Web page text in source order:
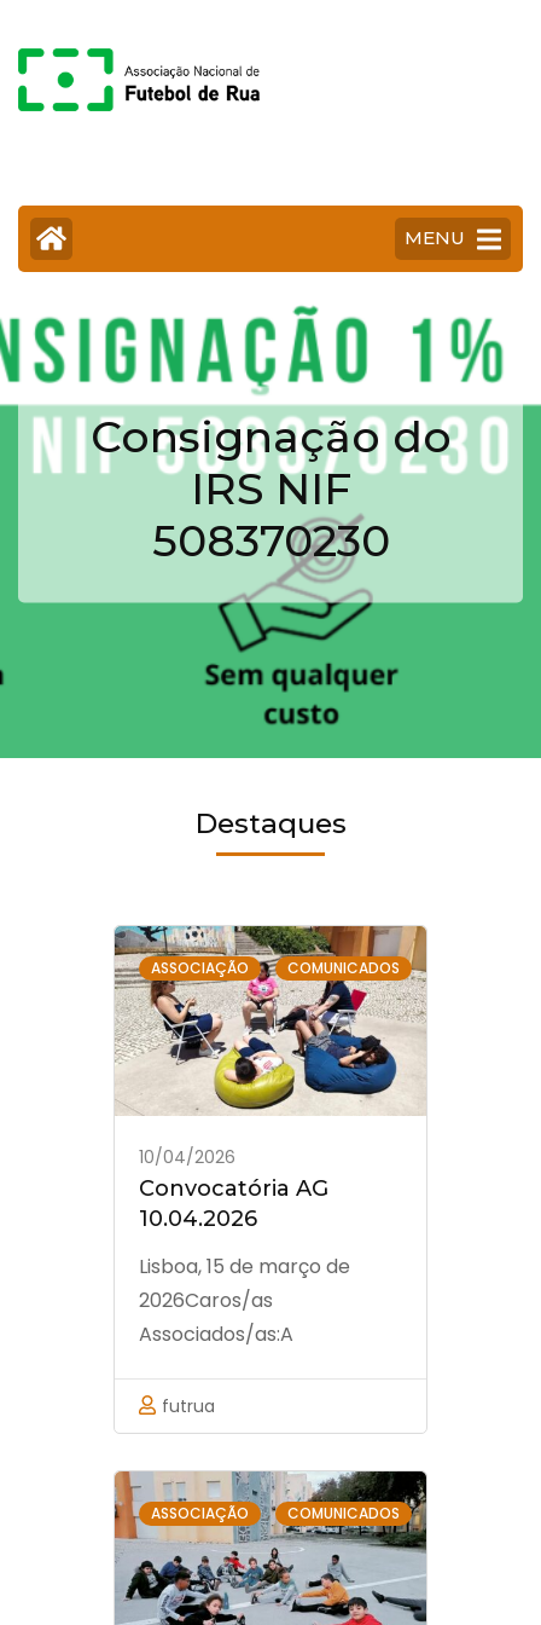
to
content
(Press
MENU
Consignação do
IRS NIF
508370230
Destaques
ASSOCIAÇÃO , COMUNICADOS
10/04/2026
Convocatória AG
10.04.2026
Lisboa, 15 de março de
2026Caros/as
Associados/as:A
Futebol de Rua vem pela
presente, convocar
todos/as os/as
associados/as para a
Assembleia Geral a realizar
no próximo dia 10 de abril,
sexta-feira, pelas 19h00m,
futrua
ASSOCIAÇÃO , COMUNICADOS